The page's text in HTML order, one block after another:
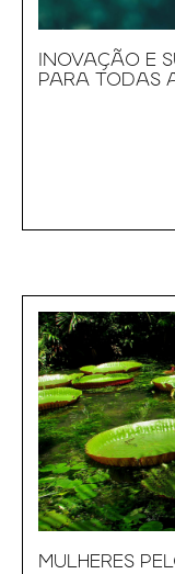
INOVAÇÃO E
PARA TODAS
MULHERES